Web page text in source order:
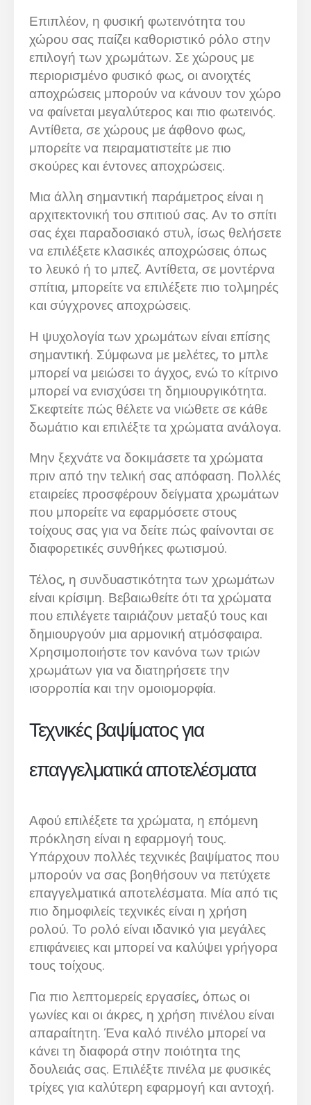
Επιπλέον, η φυσική φωτεινότητα του
χώρου σας παίζει καθοριστικό ρόλο στην
επιλογή των χρωμάτων. Σε χώρους με
περιορισμένο φυσικό φως, οι ανοιχτές
αποχρώσεις μπορούν να κάνουν τον χώρο
να φαίνεται μεγαλύτερος και πιο φωτεινός.
Αντίθετα, σε χώρους με άφθονο φως,
μπορείτε να πειραματιστείτε με πιο
σκούρες και έντονες αποχρώσεις.
Μια άλλη σημαντική παράμετρος είναι η
αρχιτεκτονική του σπιτιού σας. Αν το σπίτι
σας έχει παραδοσιακό στυλ, ίσως θελήσετε
να επιλέξετε κλασικές αποχρώσεις όπως
το λευκό ή το μπεζ. Αντίθετα, σε μοντέρνα
σπίτια, μπορείτε να επιλέξετε πιο τολμηρές
και σύγχρονες αποχρώσεις.
Η ψυχολογία των χρωμάτων είναι επίσης
σημαντική. Σύμφωνα με μελέτες, το μπλε
μπορεί να μειώσει το άγχος, ενώ το κίτρινο
μπορεί να ενισχύσει τη δημιουργικότητα.
Σκεφτείτε πώς θέλετε να νιώθετε σε κάθε
δωμάτιο και επιλέξτε τα χρώματα ανάλογα.
Μην ξεχνάτε να δοκιμάσετε τα χρώματα
πριν από την τελική σας απόφαση. Πολλές
εταιρείες προσφέρουν δείγματα χρωμάτων
που μπορείτε να εφαρμόσετε στους
τοίχους σας για να δείτε πώς φαίνονται σε
διαφορετικές συνθήκες φωτισμού.
Τέλος, η συνδυαστικότητα των χρωμάτων
είναι κρίσιμη. Βεβαιωθείτε ότι τα χρώματα
που επιλέγετε ταιριάζουν μεταξύ τους και
δημιουργούν μια αρμονική ατμόσφαιρα.
Χρησιμοποιήστε τον κανόνα των τριών
χρωμάτων για να διατηρήσετε την
ισορροπία και την ομοιομορφία.
Τεχνικές βαψίματος για
επαγγελματικά αποτελέσματα
Αφού επιλέξετε τα χρώματα, η επόμενη
πρόκληση είναι η εφαρμογή τους.
Υπάρχουν πολλές τεχνικές βαψίματος που
μπορούν να σας βοηθήσουν να πετύχετε
επαγγελματικά αποτελέσματα. Μία από τις
πιο δημοφιλείς τεχνικές είναι η χρήση
ρολού. Το ρολό είναι ιδανικό για μεγάλες
επιφάνειες και μπορεί να καλύψει γρήγορα
τους τοίχους.
Για πιο λεπτομερείς εργασίες, όπως οι
γωνίες και οι άκρες, η χρήση πινέλου είναι
απαραίτητη. Ένα καλό πινέλο μπορεί να
κάνει τη διαφορά στην ποιότητα της
δουλειάς σας. Επιλέξτε πινέλα με φυσικές
τρίχες για καλύτερη εφαρμογή και αντοχή.